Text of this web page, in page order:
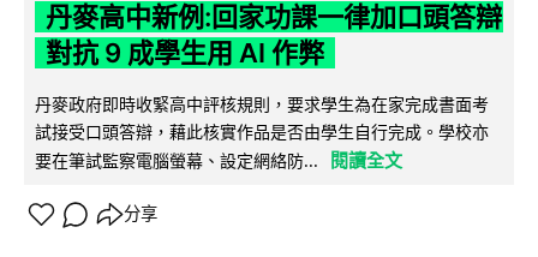
丹麥高中新例:回家功課一律加口頭答辯
對抗 9 成學生用 AI 作弊
丹麥政府即時收緊高中評核規則，要求學生為在家完成書面考
試接受口頭答辯，藉此核實作品是否由學生自行完成。學校亦
要在筆試監察電腦螢幕、設定網絡防...
閱讀全文
分享